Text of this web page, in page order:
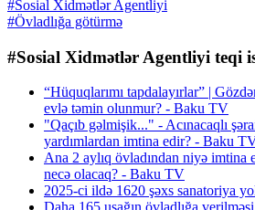
#Sosial Xidmətlər Agentliyi
#Övladlığa götürmə
#Sosial Xidmətlər Agentliyi teqi
“Hüquqlarımı tapdalayırlar” |
evlə təmin olunmur? - Baku TV
"Qaçıb gəlmişik..." - Acınacaqlı
yardımlardan imtina edir? - Baku
Ana 2 aylıq övladından niyə imtina
necə olacaq? - Baku TV
2025-ci ildə 1620 şəxs sanatoriya